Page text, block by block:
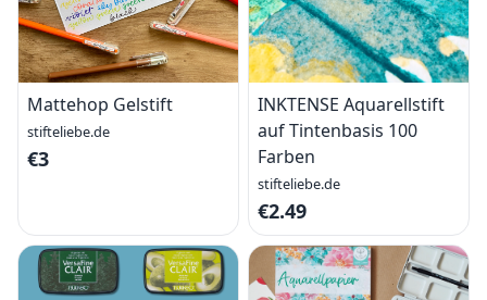
Mattehop Gelstift
stifteliebe.de
€3
INKTENSE Aquarellstift
auf Tintenbasis 100
Farben
stifteliebe.de
€2.49